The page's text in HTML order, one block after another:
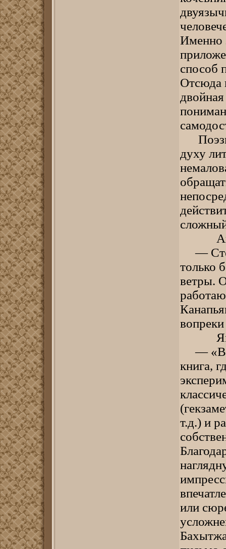
Именно
способ
Отсюда
духу
—
только
ветры.
Ян
—
книга,
т.д.) и
или